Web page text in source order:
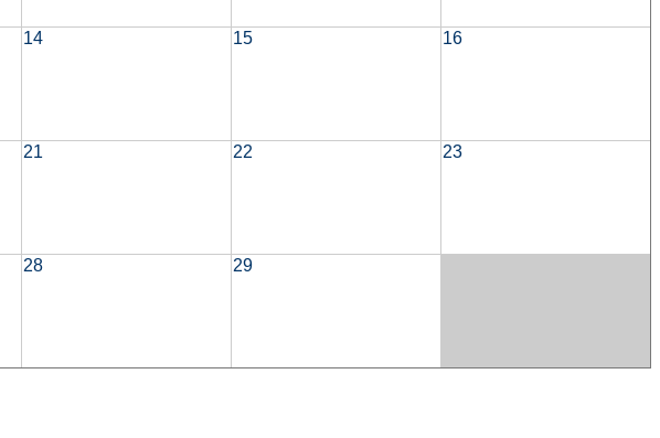
14 15 16
21 22 23
28 29